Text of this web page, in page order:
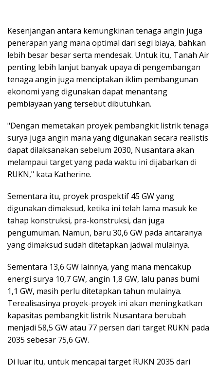
Kesenjangan antara kemungkinan tenaga angin juga
penerapan yang mana optimal dari segi biaya, bahkan
lebih besar besar serta mendesak. Untuk itu, Tanah Air
penting lebih lanjut banyak upaya di pengembangan
tenaga angin juga menciptakan iklim pembangunan
ekonomi yang digunakan dapat menantang
pembiayaan yang tersebut dibutuhkan.
"Dengan memetakan proyek pembangkit listrik tenaga
surya juga angin mana yang digunakan secara realistis
dapat dilaksanakan sebelum 2030, Nusantara akan
melampaui target yang pada waktu ini dijabarkan di
RUKN," kata Katherine.
Sementara itu, proyek prospektif 45 GW yang
digunakan dimaksud, ketika ini telah lama masuk ke
tahap konstruksi, pra-konstruksi, dan juga
pengumuman. Namun, baru 30,6 GW pada antaranya
yang dimaksud sudah ditetapkan jadwal mulainya.
Sementara 13,6 GW lainnya, yang mana mencakup
energi surya 10,7 GW, angin 1,8 GW, lalu panas bumi
1,1 GW, masih perlu ditetapkan tahun mulainya.
Terealisasinya proyek-proyek ini akan meningkatkan
kapasitas pembangkit listrik Nusantara berubah
menjadi 58,5 GW atau 77 persen dari target RUKN pada
2035 sebesar 75,6 GW.
Di luar itu, untuk mencapai target RUKN 2035 dari